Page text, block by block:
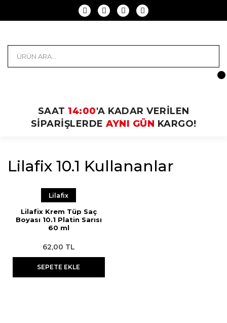
SAAT 14:00'A KADAR VERİLEN
SİPARİŞLERDE AYNI GÜN KARGO!
Lilafix 10.1 Kullananlar
Lilafix
Lilafix Krem Tüp Saç
Boyası 10.1 Platin Sarısı
60 ml
62,00 TL
SEPETE EKLE